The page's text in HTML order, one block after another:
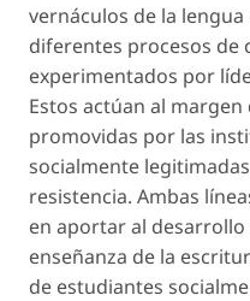
vernáculos de la
diferentes procesos
experimentados por
Estos actúan al
promovidas por las
socialmente
resistencia. Ambas
en aportar al
enseñanza de la
de estudiantes